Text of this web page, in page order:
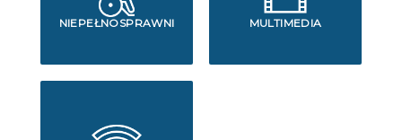
NIEPEŁNOSPRAWNI MULTIMEDIA